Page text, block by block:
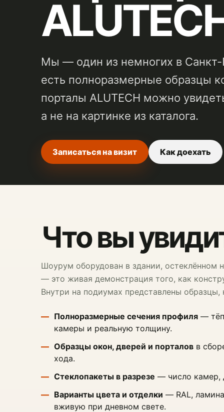
Мы — один из немногих в Санкт-
есть полноразмерные образцы
порталы ALUTECH можно
а не на картинке из каталога.
Записаться на визит Как доехать
Что вы
Шоурум оборудован в здании,
— это живая демонстрация того, как
Внутри на подиумах представлены
Полноразмерные сечения профиля —
камеры и реальную толщину.
Образцы окон, дверей и порталов в
хода.
Стеклопакеты в разрезе — число камер,
Варианты цвета и отделки — RAL,
вживую при дневном свете.